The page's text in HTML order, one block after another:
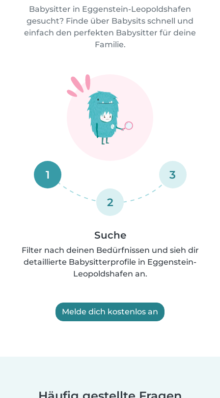
Babysitter in Eggenstein-Leopoldshafen
gesucht? Finde über Babysits schnell und
einfach den perfekten Babysitter für deine
Familie.
1
2
3
Suche
Filter nach deinen Bedürfnissen und sieh dir
detaillierte Babysitterprofile in Eggenstein-
Leopoldshafen an.
Melde dich kostenlos an